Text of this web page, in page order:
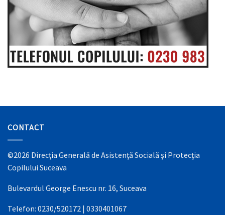
CONTACT
©2026 Direcţia Generală de Asistenţă Socială şi Protecţia
Copilului Suceava
Bulevardul George Enescu nr. 16, Suceava
Telefon: 0230/520172 | 0330401067